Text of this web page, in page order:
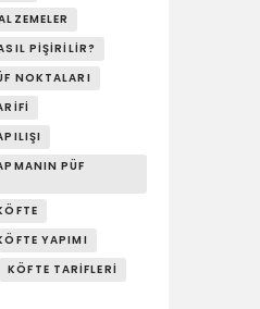
PIŞIRILIR?
NOKTALARI
PÜF
YAPIMI
KÖFTE TARIFLERI